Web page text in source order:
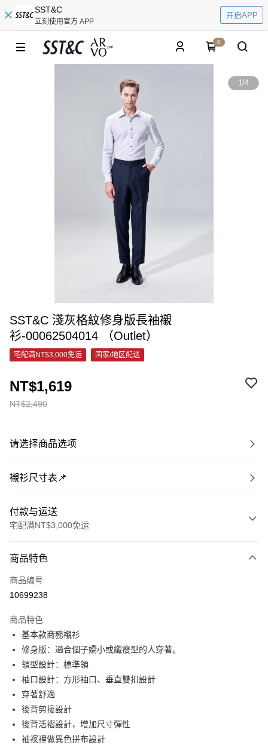
SST&C
立刻使用官方 APP
开启APP
0
1/4
SST&C 淺灰格紋修身版長袖襯
衫-00062504014 （Outlet）
宅配满NT$3,000免运 国家/地区配送
NT$2,490
NT$1,619
请选择商品选项
襯衫尺寸表📌
付款与运送
宅配满NT$3,000免运
信用卡一次付款
信用卡分期付款
合作金库商业银行
华南商业银行
上海商业储蓄银行
台北富邦商业银行
国泰世华商业银行
台湾中小企业银行
台中商业银行
汇丰（台湾）商业银行
联邦商业银行
元大商业银行
玉山商业银行
台新国际商业银行
6期 0利率，每期
华南商业银行
彰化商业银行
上海商业储蓄银行
国泰世华商业银行
兆丰国际商业银行
台湾中小企业银行
汇丰（台湾）商业银行
联邦商业银行
元大商业银行
玉山商业银行
LINE Pay
Apple Pay
街口支付
悠遊付
Google Pay
商品特色
商品编号
10699238
商品特色
基本款商務襯衫
修身版：適合個子嬌小或纖瘦型的人穿著。
領型設計：標準領
袖口設計：方形袖口、垂直雙扣設計
穿著舒適
後背剪接設計
後背活褶設計，增加尺寸彈性
袖衩裡做異色拼布設計